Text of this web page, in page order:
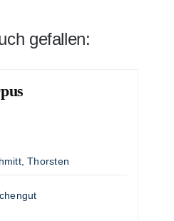
gefallen:
Thorsten